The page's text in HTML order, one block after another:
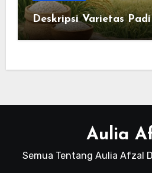
Deskripsi Varietas
Aulia
Semua Tentang Aulia Afzal